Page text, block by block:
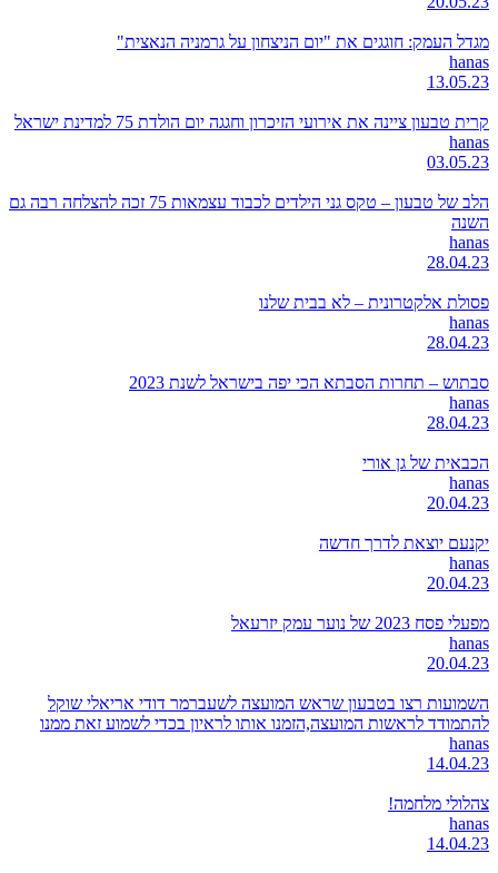
מגדל העמק: חוגגים את "יום הניצחון על גרמניה הנאצית"
hanas
13.05.23
קרית טבעון ציינה את אירועי הזיכרון וחגגה יום הולדת 75 למדינת ישראל
hanas
03.05.23
הלב של טבעון – טקס גני הילדים לכבוד עצמאות 75 זכה להצלחה רבה גם
השנה
hanas
28.04.23
פסולת אלקטרונית – לא בבית שלנו
hanas
28.04.23
סבתוש – תחרות הסבתא הכי יפה בישראל לשנת 2023
hanas
28.04.23
הכבאית של גן אורי
hanas
20.04.23
יקנעם יוצאת לדרך חדשה
hanas
20.04.23
מפעלי פסח 2023 של נוער עמק יזרעאל
hanas
20.04.23
השמועות רצו בטבעון שראש המועצה לשעברמר דודי אריאלי שוקל
להתמודד לראשות המועצה,הזמנו אותו לראיון בכדי לשמוע זאת ממנו
hanas
14.04.23
צהלולי מלחמה!
hanas
14.04.23